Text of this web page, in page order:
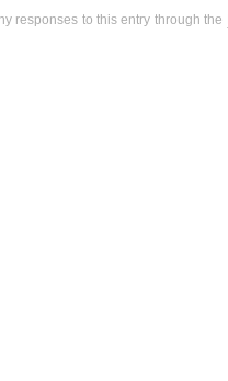
responses to this entry through the